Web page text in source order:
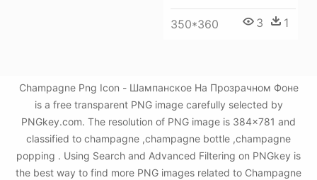
350*360 3 1
Champagne Png Icon - Шампанское На Прозрачном Фоне
is a free transparent PNG image carefully selected by
PNGkey.com. The resolution of PNG image is 384x781 and
classified to champagne ,champagne bottle ,champagne
popping . Using Search and Advanced Filtering on PNGkey is
the best way to find more PNG images related to Champagne